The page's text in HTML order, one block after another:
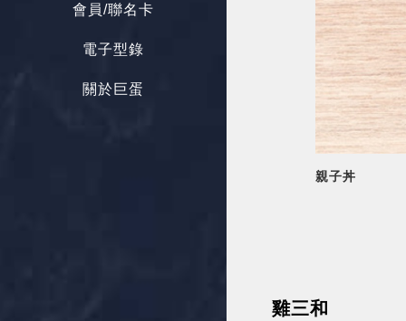
會員/聯名卡
電子型錄
關於巨蛋
親子丼
雞三和